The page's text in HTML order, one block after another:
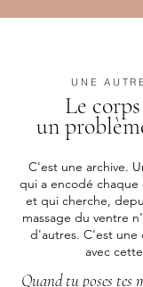
UNE
Le
un
C'est une archive.
qui a encodé
et qui cherche,
massage du ventre
d'autres. C'est une
avec
Quand tu poses tes